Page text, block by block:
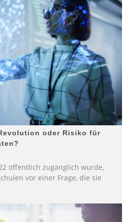
oder Risiko für
öffentlich zugänglich wurde,
vor einer Frage, die sie